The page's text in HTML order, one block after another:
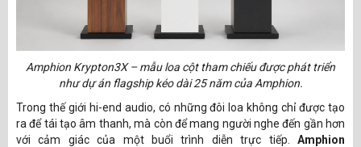
Amphion Krypton3X – mẫu loa cột tham chiếu được phát triển
như dự án flagship kéo dài 25 năm của Amphion.
Trong thế giới hi-end audio, có những đôi loa không chỉ được tạo
ra để tái tạo âm thanh, mà còn để mang người nghe đến gần hơn
với cảm giác của một buổi trình diễn trực tiếp. Amphion